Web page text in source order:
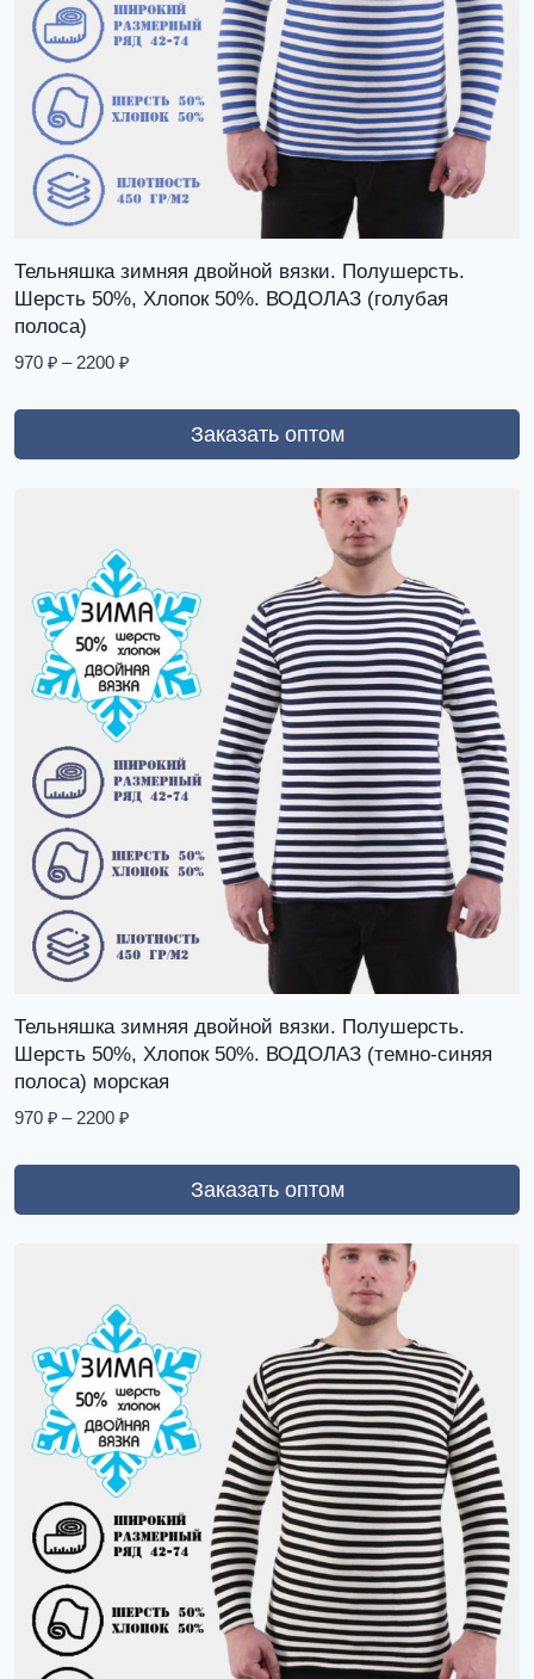
Тельняшка зимняя двойной вязки. Полушерсть.
Шерсть 50%, Хлопок 50%. ВОДОЛАЗ (голубая
полоса)
970 ₽ –2200 ₽
Заказать оптом
Тельняшка зимняя двойной вязки. Полушерсть.
Шерсть 50%, Хлопок 50%. ВОДОЛАЗ (темно-синяя
полоса) морская
970 ₽ –2200 ₽
Заказать оптом